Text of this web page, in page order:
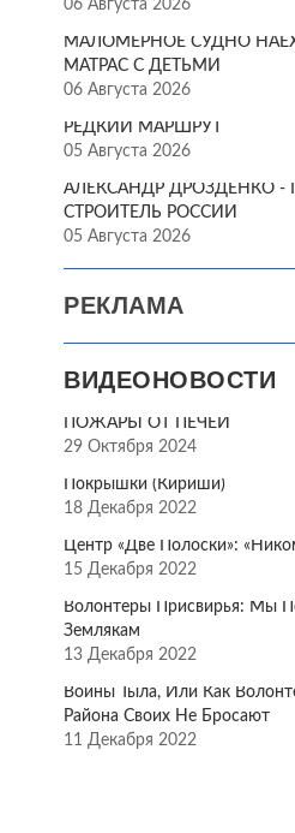
06 Августа 2026
МАЛОМЕРНОЕ СУДНО
МАТРАС С ДЕТЬМИ
06 Августа 2026
РЕДКИЙ МАРШРУТ
05 Августа 2026
АЛЕКСАНДР ДРОЗДЕНКО -
СТРОИТЕЛЬ РОССИИ
05 Августа 2026
РЕКЛАМА
ВИДЕОНОВОСТИ
ПОЖАРЫ ОТ ПЕЧЕЙ
29 Октября 2024
Покрышки (Кириши)
18 Декабря 2022
Центр «Две Полоски»:
15 Декабря 2022
Волонтёры Присвирья: Мы
Землякам
13 Декабря 2022
Воины Тыла, Или Как
Района Своих Не Бросают
11 Декабря 2022